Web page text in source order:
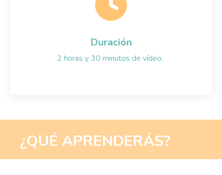
Duración
2 horas y 30 minutos de vídeo.
¿QUÉ APRENDERÁS?